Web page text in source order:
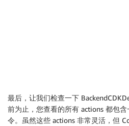
最后，让我们检查一下
前为止，您查看的所有 actions 都包
令。虽然这些 actions 非常灵活，但